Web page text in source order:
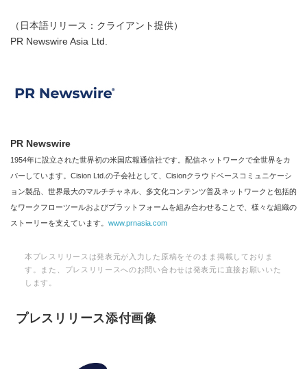
（日本語リリース：クライアント提供）
PR Newswire Asia Ltd.
PR Newswire
1954年に設立された世界初の米国広報通信社です。配信ネットワークで全世界をカ
バーしています。Cision Ltd.の子会社として、Cisionクラウドベースコミュニケーシ
ョン製品、世界最大のマルチチャネル、多文化コンテンツ普及ネットワークと包括的
なワークフローツールおよびプラットフォームを組み合わせることで、様々な組織の
ストーリーを支えています。 www.prnasia.com
本プレスリリースは発表元が入力した原稿をそのまま掲載しておりま
す。また、プレスリリースへのお問い合わせは発表元に直接お願いいた
します。
プレスリリース添付画像